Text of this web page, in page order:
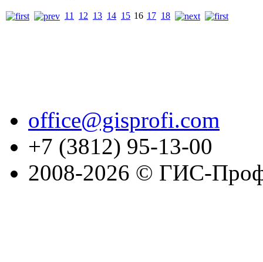
11 12 13 14 15 16 17 18
office@gisprofi.com
+7 (3812) 95-13-00
2008-2026 © ГИС-